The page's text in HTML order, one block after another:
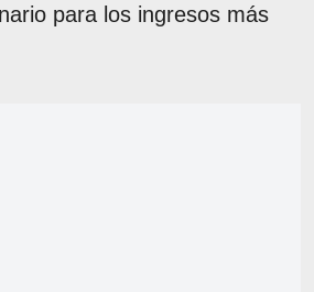
para los ingresos más